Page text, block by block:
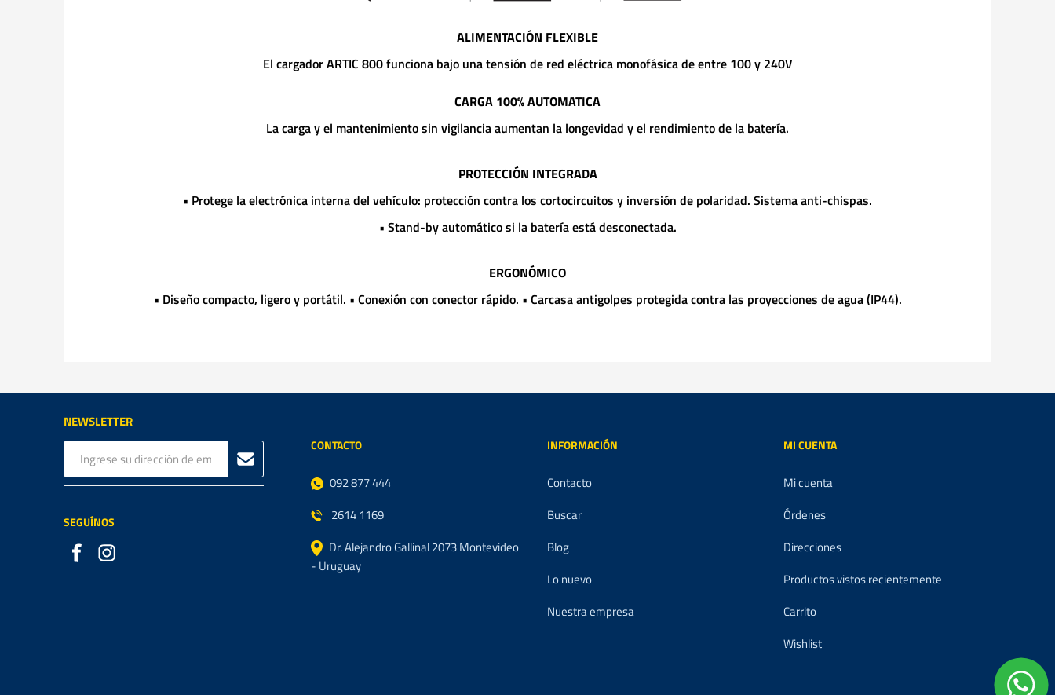
ALIMENTACIÓN FLEXIBLE
El cargador ARTIC 800 funciona bajo una tensión de red eléctrica monofásica de entre 100 y 240V
CARGA 100% AUTOMATICA
La carga y el mantenimiento sin vigilancia aumentan la longevidad y el rendimiento de la batería.
PROTECCIÓN INTEGRADA
• Protege la electrónica interna del vehículo: protección contra los cortocircuitos y inversión de polaridad. Sistema anti-chispas.
• Stand-by automático si la batería está desconectada.
ERGONÓMICO
• Diseño compacto, ligero y portátil. • Conexión con conector rápido. • Carcasa antigolpes protegida contra las proyecciones de agua (IP44).
NEWSLETTER
SEGUÍNOS
CONTACTO
092 877 444
2614 1169
Dr. Alejandro Gallinal 2073 Montevideo
- Uruguay
INFORMACIÓN
Contacto
Buscar
Blog
Lo nuevo
Nuestra empresa
MI CUENTA
Mi cuenta
Órdenes
Direcciones
Productos vistos recientemente
Carrito
Wishlist